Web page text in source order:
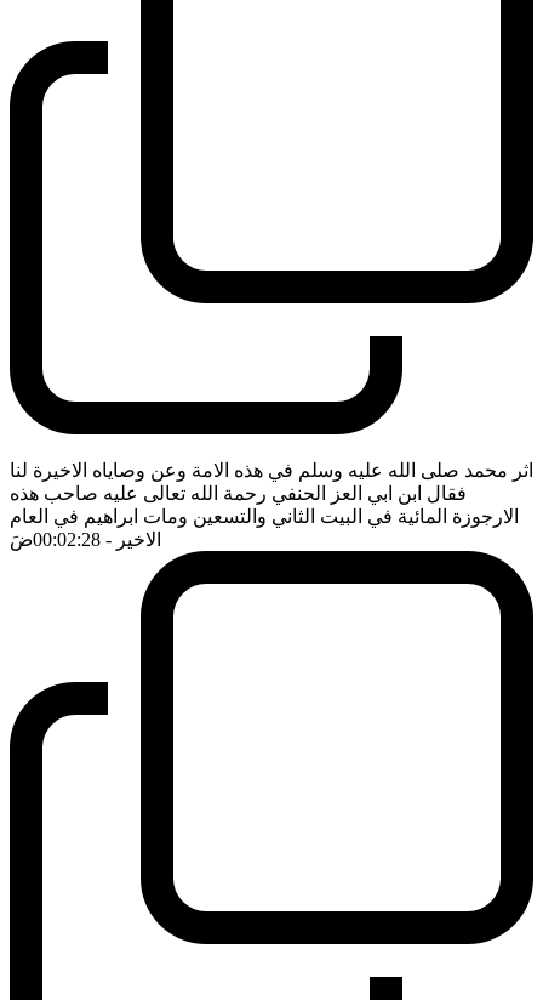
اثر محمد صلى الله عليه وسلم في هذه الامة وعن وصاياه الاخيرة لنا
فقال ابن ابي العز الحنفي رحمة الله تعالى عليه صاحب هذه
الارجوزة المائية في البيت الثاني والتسعين ومات ابراهيم في العام
الاخير - 00:02:28 ضَ